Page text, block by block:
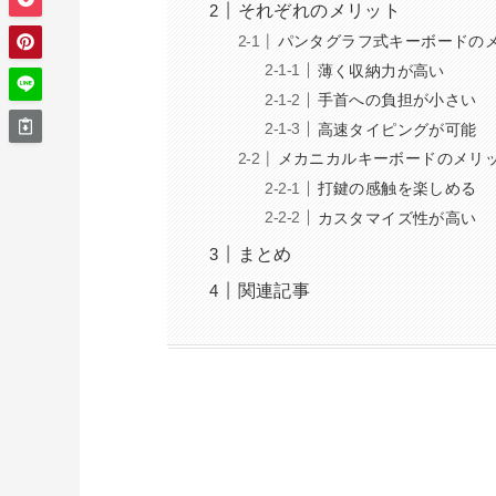
それぞれのメリット
パンタグラフ式キーボードの
薄く収納力が高い
手首への負担が小さい
高速タイピングが可能
メカニカルキーボードのメリ
打鍵の感触を楽しめる
カスタマイズ性が高い
まとめ
関連記事